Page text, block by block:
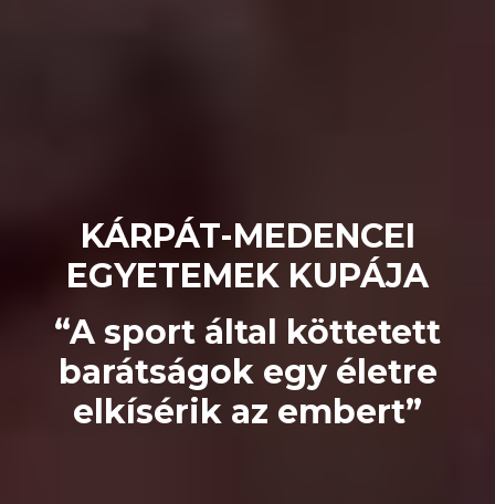
KÁRPÁT-MEDENCEI
EGYETEMEK KUPÁJA
“A sport által köttetett
barátságok egy életre
elkísérik az embert”